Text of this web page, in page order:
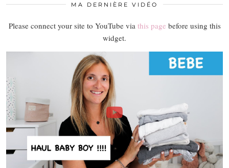
MA DERNIÈRE VIDÉO
Please connect your site to YouTube via this page before using this
widget.